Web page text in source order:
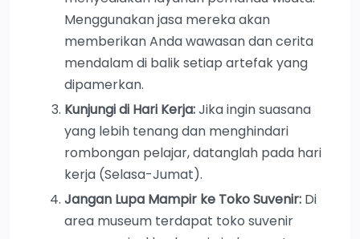
Menggunakan jasa mereka akan
memberikan Anda wawasan dan cerita
mendalam di balik setiap artefak yang
dipamerkan.
Kunjungi di Hari Kerja:Jika ingin suasana
yang lebih tenang dan menghindari
rombongan pelajar, datanglah pada hari
kerja (Selasa-Jumat).
Jangan Lupa Mampir ke Toko Suvenir: Di
area museum terdapat toko suvenir